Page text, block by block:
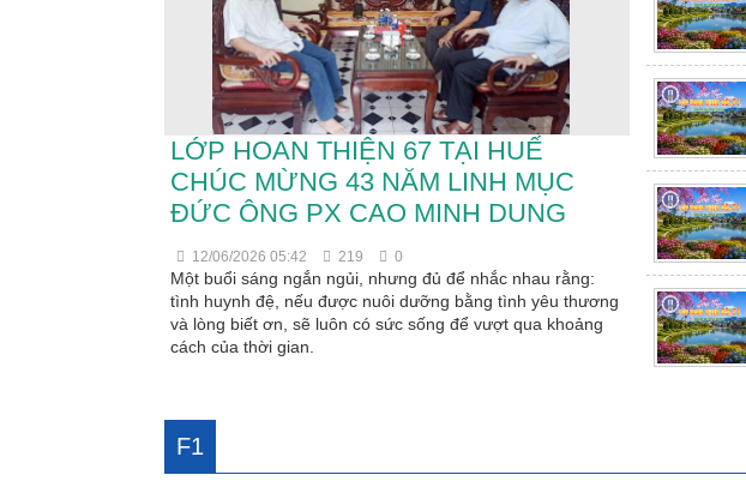
LỚP HOAN THIỆN 67 TẠI HUẾ
CHÚC MỪNG 43 NĂM LINH MỤC
ĐỨC ÔNG PX CAO MINH DUNG
12/06/2026 05:42 219 0
Một buổi sáng ngắn ngủi, nhưng đủ để nhắc nhau rằng:
tình huynh đệ, nếu được nuôi dưỡng bằng tình yêu thương
và lòng biết ơn, sẽ luôn có sức sống để vượt qua khoảng
cách của thời gian.
F1